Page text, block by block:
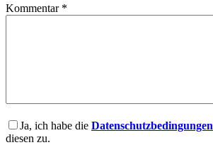
Kommentar *
Ja, ich habe die Datenschutzbedingungen
diesen zu.